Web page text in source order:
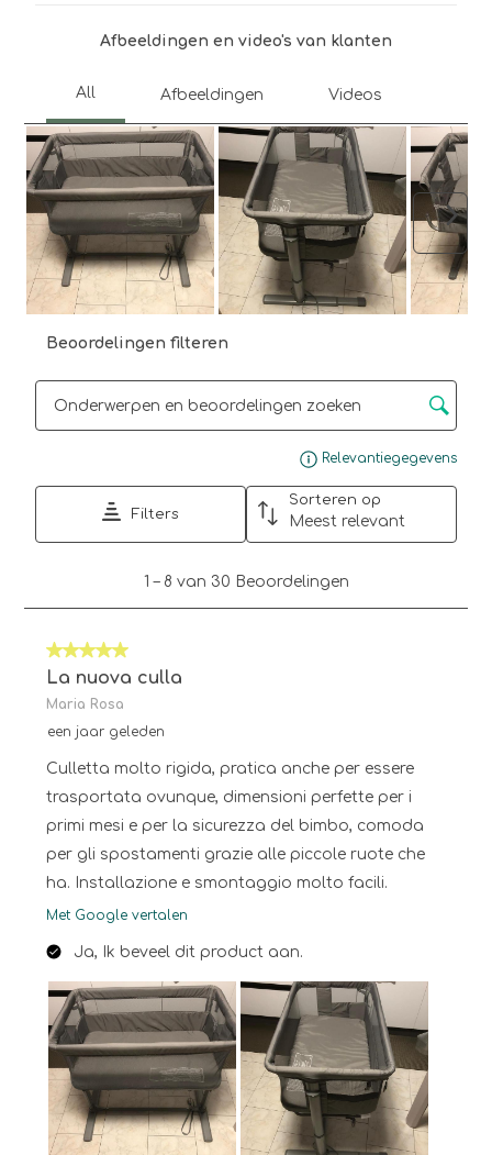
vragenformulier.
je
vragenformulier.
je
vragenformulier.
je
vragenformulier.
je
Afbeeldingen en video's van klanten
Beoordelingen filteren
Relevantiegegevens
Filters
Sorteren op
Meest relevant
8
Beoordelingen.
1 – 8 van 30 Beoordelingen
5 van 5 sterren.
La nuova culla
Maria Rosa
een jaar geleden
Culletta molto rigida, pratica anche per essere
trasportata ovunque, dimensioni perfette per i
primi mesi e per la sicurezza del bimbo, comoda
per gli spostamenti grazie alle piccole ruote che
ha. Installazione e smontaggio molto facili.
Met Google vertalen
Ja, Ik beveel dit product aan.